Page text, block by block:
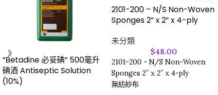
“Betadine 必妥碘” 500毫升
碘酒 Antiseptic Solution
(10%)
2101-200 – N/S Non-Woven
Sponges 2” x 2” x 4-ply
未分類
$48.00
2101-200 - N/S Non-Woven
Sponges 2” x 2” x 4-ply
無紡紗布